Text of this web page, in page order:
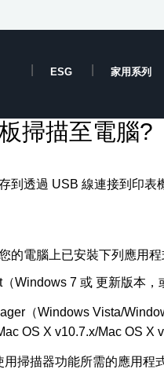
ESG 家用系列
掃描至電腦?
到透過 USB 線連接到印表
的電腦上已安裝下列應用程
（Windows 7 或 更新版本，
（Windows Vista/
OS X v10.7.x/Mac OS X
用掃描器功能所需的應用程